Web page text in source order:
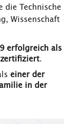
die Technische
Wissenschaft
erfolgreich als
zertifiziert.
einer der
in der